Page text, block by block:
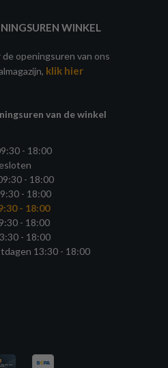
WINKEL
de openingsuren van ons
klik hier
van de winkel
- 18:00
- 18:00
- 18:00
- 18:00
- 18:00
- 18:00
13:30 - 18:00